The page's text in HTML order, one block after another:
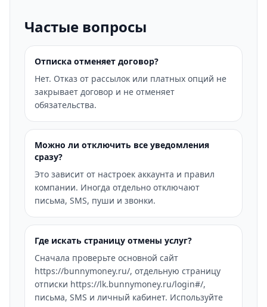
Частые вопросы
Отписка отменяет договор?
Нет. Отказ от рассылок или платных опций не
закрывает договор и не отменяет
обязательства.
Можно ли отключить все уведомления
сразу?
Это зависит от настроек аккаунта и правил
компании. Иногда отдельно отключают
письма, SMS, пуши и звонки.
Где искать страницу отмены услуг?
Сначала проверьте основной сайт
https://bunnymoney.ru/, отдельную страницу
отписки https://lk.bunnymoney.ru/login#/,
письма, SMS и личный кабинет. Используйте